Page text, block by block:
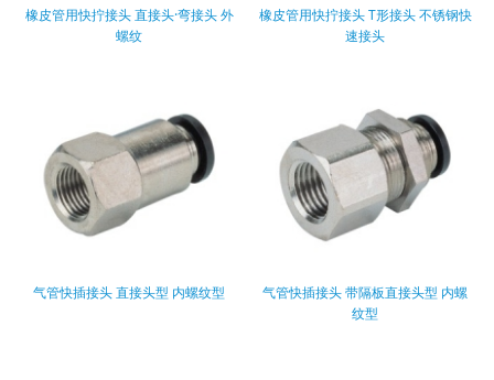
橡皮管用快拧接头 直接头·弯接头 外
螺纹
橡皮管用快拧接头 T形接头 不锈钢快
速接头
气管快插接头 直接头型 内螺纹型
气管快插接头 带隔板直接头型 内螺
纹型